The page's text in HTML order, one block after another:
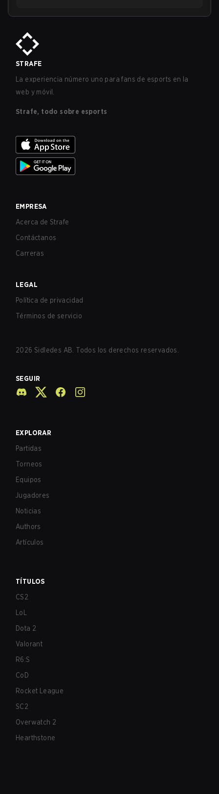
STRAFE
La experiencia número uno para fans de esports en la
web y móvil.
Strafe, todo sobre esports
EMPRESA
Acerca de Strafe
Contáctanos
Carreras
LEGAL
Política de privacidad
Términos de servicio
2026 Sidledes AB. Todos los derechos reservados.
SEGUIR
EXPLORAR
Partidas
Torneos
Equipos
Jugadores
Noticias
Authors
Artículos
TÍTULOS
CS2
LoL
Dota 2
Valorant
R6:S
CoD
Rocket League
SC2
Overwatch 2
Hearthstone